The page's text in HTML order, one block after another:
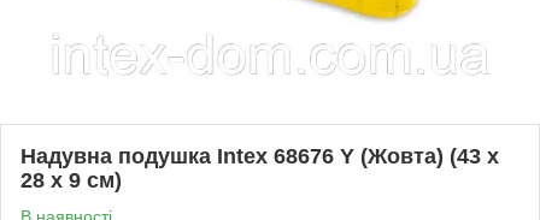
Надувна подушка Intex 68676 Y (Жовта) (43 х
28 х 9 см)
В наявності